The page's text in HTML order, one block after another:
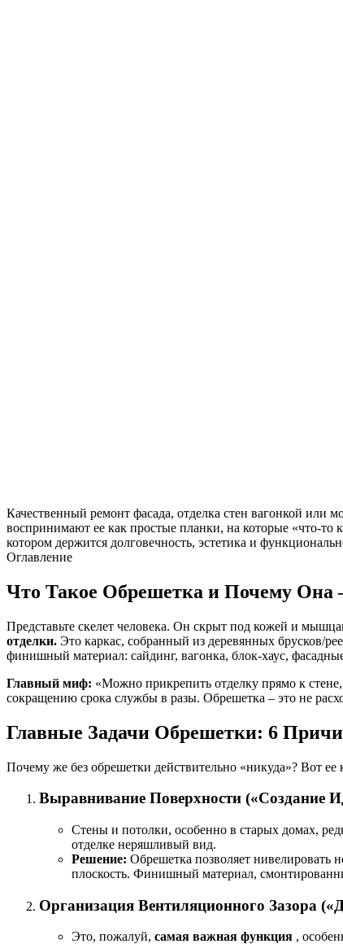
Качественный ремонт фасада, отделка стен вагонкой
воспринимают ее как простые планки, на которые «что-
котором держится долговечность, эстетика и
Оглавление
Что Такое Обрешетка и Почему Она
Представьте скелет человека. Он скрыт под кожей и
отделки. Это каркас, собранный из деревянных брусков/
финишный материал: сайдинг, вагонка, блок-хаус,
Главный миф: «Можно прикрепить отделку прямо к
сокращению срока службы в разы. Обрешетка – это не
Главные Задачи Обрешетки: 6
Почему же без обрешетки действительно «никуда»? Вот
Выравнивание Поверхности («Создание
Стены и потолки, особенно в старых домах,
отделке неряшливый вид.
Решение: Обрешетка позволяет нивелировать
плоскость. Финишный материал,
Организация Вентиляционного Зазора
Это, пожалуй, самая важная функция ,